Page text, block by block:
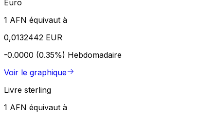
Euro
1 AFN équivaut à
0,0132442 EUR
-0.0000 (0.35%) Hebdomadaire
Voir le graphique
Livre sterling
1 AFN équivaut à